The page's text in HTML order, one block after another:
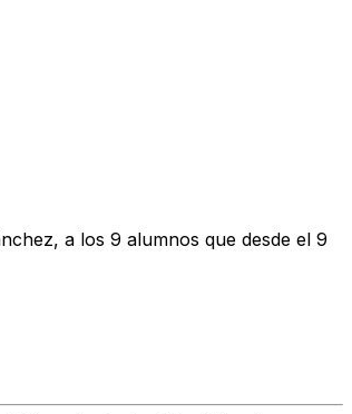
a los 9 alumnos que desde el 9